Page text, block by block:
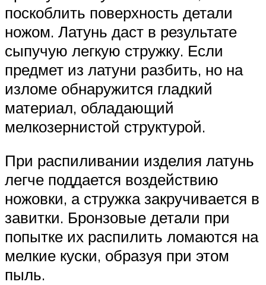
поскоблить поверхность детали
ножом. Латунь даст в результате
сыпучую легкую стружку. Если
предмет из латуни разбить, но на
изломе обнаружится гладкий
материал, обладающий
мелкозернистой структурой.
При распиливании изделия латунь
легче поддается воздействию
ножовки, а стружка закручивается в
завитки. Бронзовые детали при
попытке их распилить ломаются на
мелкие куски, образуя при этом
пыль.